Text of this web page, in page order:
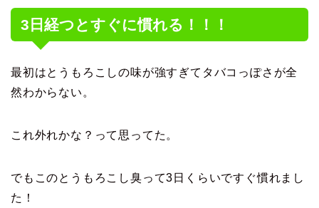
3日経つとすぐに慣れる！！！
最初はとうもろこしの味が強すぎてタバコっぽさが全
然わからない。
これ外れかな？って思ってた。
でもこのとうもろこし臭って3日くらいですぐ慣れまし
た！